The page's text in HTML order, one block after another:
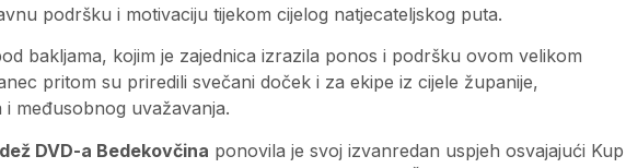
podršku i motivaciju tijekom cijelog natjecateljskog puta.
bakljama, kojim je zajednica izrazila ponos i podršku ovom velikom
pritom su priredili svečani doček i za ekipe iz cijele županije,
i međusobnog uvažavanja.
DVD-a Bedekovčina ponovila je svoj izvanredan uspjeh osvajajući Kup